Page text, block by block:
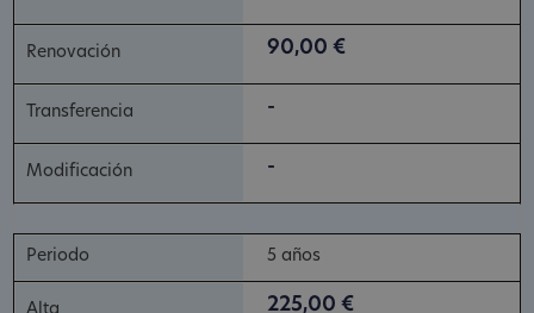
90,00 €
-
-
5 años
225,00 €